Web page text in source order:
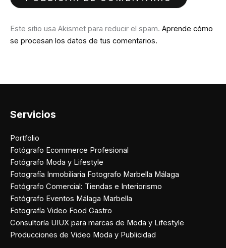
Este sitio usa Akismet para reducir el spam. Aprende cómo
se procesan los datos de tus comentarios.
Servicios
Portfolio
Fotógrafo Ecommerce Profesional
Fotógrafo Moda y Lifestyle
Fotografía Inmobiliaria Fotografo Marbella Málaga
Fotógrafo Comercial: Tiendas e Interiorismo
Fotógrafo Eventos Málaga Marbella
Fotografía Video Food Gastro
Consultoría UIUX para marcas de Moda y Lifestyle
Producciones de Video Moda y Publicidad